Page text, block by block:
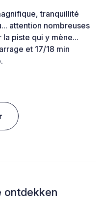
tranquillité
attention nombreuses
piste qui y mène...
et 17/18 min
ontdekken